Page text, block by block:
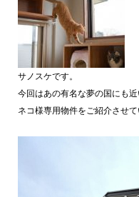
サノスケです。
今回はあの有名な夢の国にも
ネコ様専用物件をご紹介させ